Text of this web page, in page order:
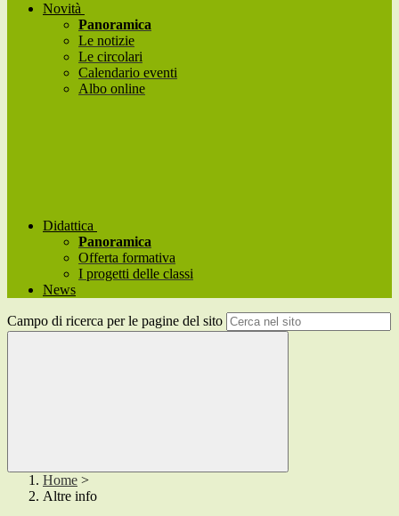
Novità
Panoramica
Le notizie
Le circolari
Calendario eventi
Albo online
Didattica
Panoramica
Offerta formativa
I progetti delle classi
News
Campo di ricerca per le pagine del sito
Home >
Altre info